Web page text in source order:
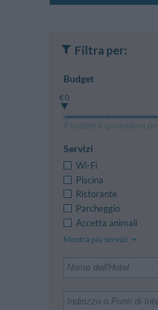
Filtra per:
Budget
€ 0
Il budget è giornaliero
Servizi
Wi-Fi
Piscina
Ristorante
Parcheggio
Accetta animali
Mostra più servizi